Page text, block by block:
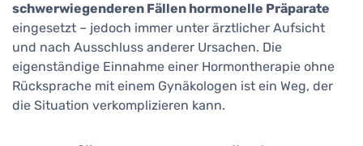
schwerwiegenderen Fällen hormonelle Präparate
eingesetzt – jedoch immer unter ärztlicher Aufsicht
und nach Ausschluss anderer Ursachen. Die
eigenständige Einnahme einer Hormontherapie ohne
Rücksprache mit einem Gynäkologen ist ein Weg, der
die Situation verkomplizieren kann.